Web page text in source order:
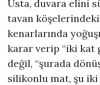
Usta, duvara elini
tavan
kenarlarında
karar verip “iki kat
değil, “şurada
silikonlu mat, şu iki